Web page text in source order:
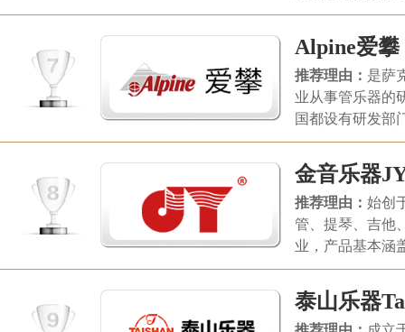
公司。
Alpine爱攀
推荐理由： 是萨
业从事管乐器的
国都设有研发部
公司。
金音乐器
推荐理由： 始创
管、提琴、吉他
业，产品基本涵
和喜爱，河北金
泰山乐器